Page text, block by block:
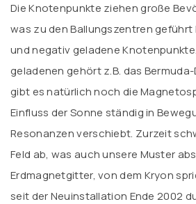
Die Knotenpunkte ziehen große
was zu den Ballungszentren geführt
und negativ geladene
geladenen gehört z.B. das
gibt es natürlich noch die
Einfluss der Sonne ständig in
Resonanzen verschiebt. Zurzeit
Feld ab, was auch unsere Muster
Erdmagnetgitter, von dem Kryon
seit der Neuinstallation Ende 2002